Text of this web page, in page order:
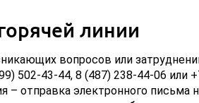
линии
вопросов или
502-43-44, 8 (487) 238-44-06 или
– отправка электронного письма